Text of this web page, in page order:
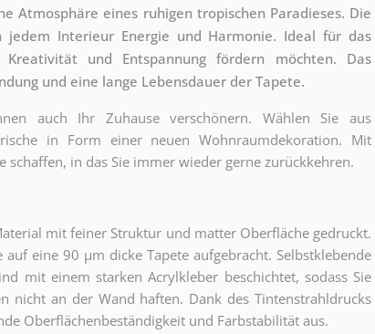
Atmosphäre eines ruhigen tropischen Paradieses. Die
Interieur Energie und Harmonie. Ideal für das
und Entspannung fördern möchten. Das
und eine lange Lebensdauer der Tapete.
auch Ihr Zuhause verschönern. Wählen Sie aus
in Form einer neuen Wohnraumdekoration. Mit
schaffen, in das Sie immer wieder gerne zurückkehren.
mit feiner Struktur und matter Oberfläche gedruckt.
eine 90 µm dicke Tapete aufgebracht. Selbstklebende
mit einem starken Acrylkleber beschichtet, sodass Sie
nicht an der Wand haften. Dank des Tintenstrahldrucks
Oberflächenbeständigkeit und Farbstabilität aus.